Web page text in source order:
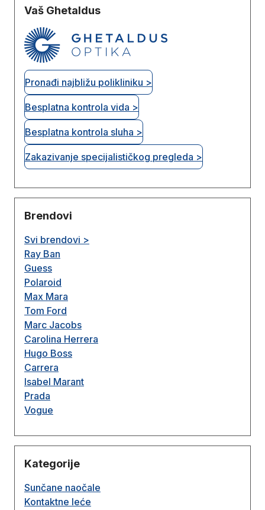
Vaš Ghetaldus
Pronađi najbližu polikliniku >
Besplatna kontrola vida >
Besplatna kontrola sluha >
Zakazivanje specijalističkog pregleda >
Brendovi
Svi brendovi >
Ray Ban
Guess
Polaroid
Max Mara
Tom Ford
Marc Jacobs
Carolina Herrera
Hugo Boss
Carrera
Isabel Marant
Prada
Vogue
Kategorije
Sunčane naočale
Kontaktne leće